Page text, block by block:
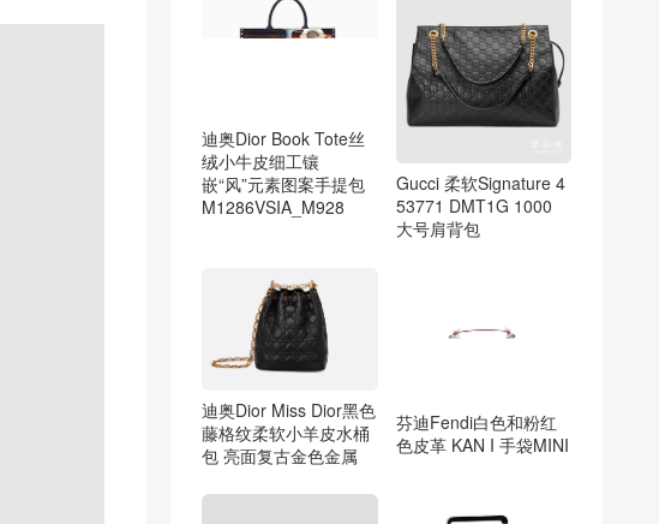
迪奥Dior Book Tote丝
绒小牛皮细工镶
嵌“风”元素图案手提包
M1286VSIA_M928
Gucci 柔软Signature 4
53771 DMT1G 1000
大号肩背包
迪奥Dior Miss Dior黑色
藤格纹柔软小羊皮水桶
包 亮面复古金色金属
芬迪Fendi白色和粉红
色皮革 KAN I 手袋MINI